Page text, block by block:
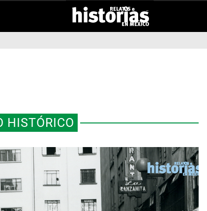
HISTÓRICO
ZÓCALO: “LA